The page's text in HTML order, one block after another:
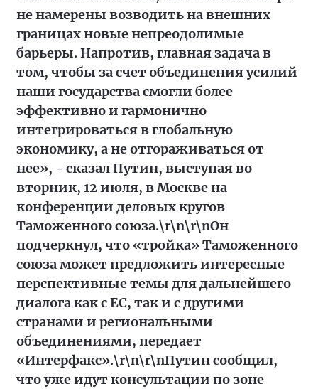
не намерены возводить на внешних
границах новые непреодолимые
барьеры. Напротив, главная задача в
том, чтобы за счет объединения усилий
наши государства смогли более
эффективно и гармонично
интегрироваться в глобальную
экономику, а не отгораживаться от
нее», - сказал Путин, выступая во
вторник, 12 июля, в Москве на
конференции деловых кругов
Таможенного союза.\r\n\r\nОн
подчеркнул, что «тройка» Таможенного
союза может предложить интересные
перспективные темы для дальнейшего
диалога как с ЕС, так и с другими
странами и региональными
объединениями, передает
«Интерфакс».\r\n\r\nПутин сообщил,
что уже идут консультации по зоне